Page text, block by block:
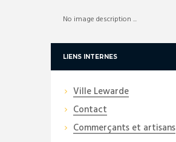
No image description ...
LIENS INTERNES
Ville Lewarde
Contact
Commerçants et artisans